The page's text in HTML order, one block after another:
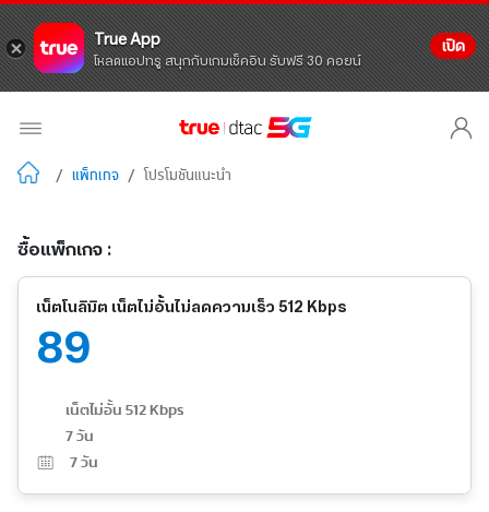
True App
โหลดแอปทรู สนุกกับเกมเช็คอิน รับฟรี 30 คอยน์
เปิด
/ แพ็กเกจ / โปรโมชันแนะนำ
ซื้อแพ็กเกจ :
เน็ตโนลิมิต เน็ตไม่อั้นไม่ลดความเร็ว 512 Kbps
89
เน็ตไม่อั้น 512 Kbps
7 วัน
7 วัน